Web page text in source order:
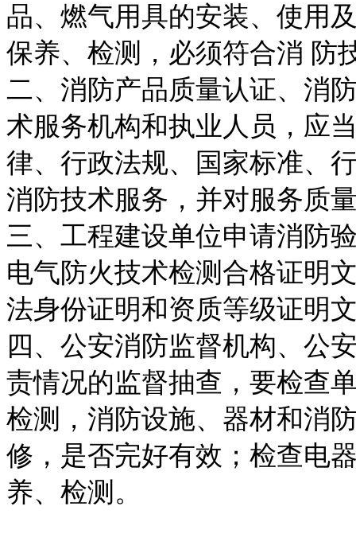
品、燃气用具的安装、使用
保养、检测，必须符合消 防
二、消防产品质量认证、消
术服务机构和执业人员，应
律、行政法规、国家标准、
消防技术服务，并对服务质
三、工程建设单位申请消防
电气防火技术检测合格证明
法身份证明和资质等级证明
四、公安消防监督机构、公
责情况的监督抽查，要检查
检测，消防设施、器材和消
修，是否完好有效；检查电
养、检测。